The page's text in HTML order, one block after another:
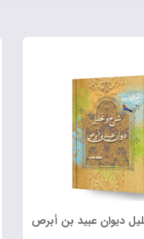
دیوان عبید بن أبرص